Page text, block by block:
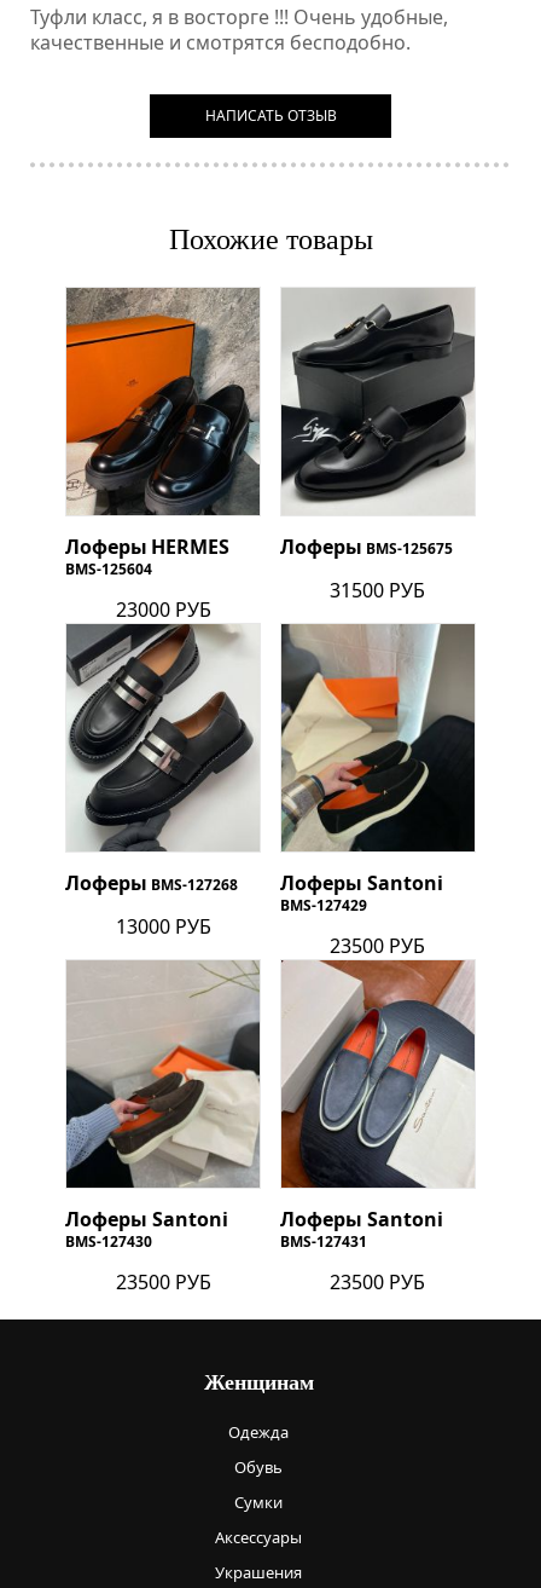
Туфли класс, я в восторге !!! Очень удобные,
качественные и смотрятся бесподобно.
НАПИСАТЬ ОТЗЫВ
Похожие товары
Лоферы HERMES
BMS-125604
23000 РУБ
Лоферы BMS-125675
31500 РУБ
Лоферы BMS-127268
13000 РУБ
Лоферы Santoni
BMS-127429
23500 РУБ
Лоферы Santoni
BMS-127430
23500 РУБ
Лоферы Santoni
BMS-127431
23500 РУБ
Женщинам
Одежда
Обувь
Сумки
Аксессуары
Украшения